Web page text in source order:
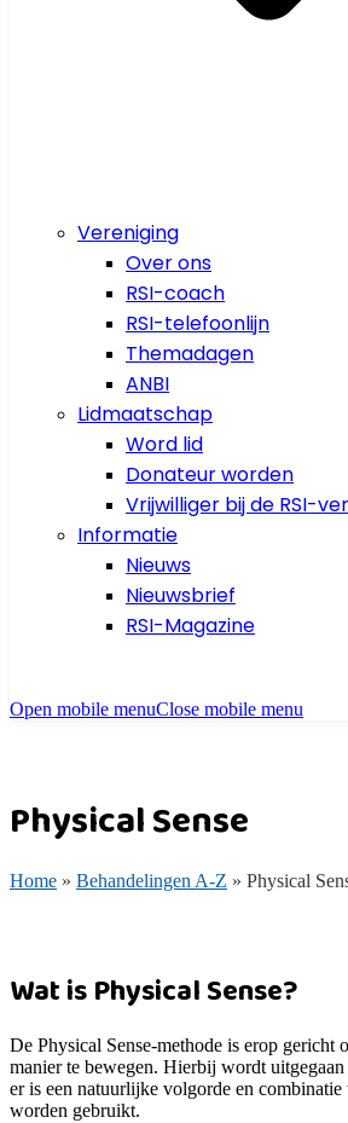
Vereniging
Over ons
RSI-coach
RSI-telefoonlijn
Themadagen
ANBI
Lidmaatschap
Word lid
Donateur worden
Vrijwilliger bij de RSI-
Informatie
Nieuws
Nieuwsbrief
RSI-Magazine
Open mobile menuClose mobile menu
Physical Sense
Home » Behandelingen A-Z » Physical
Wat is Physical Sense?
De Physical Sense-methode is erop gericht
manier te bewegen. Hierbij wordt uitgegaan
er is een natuurlijke volgorde en combinatie
worden gebruikt.